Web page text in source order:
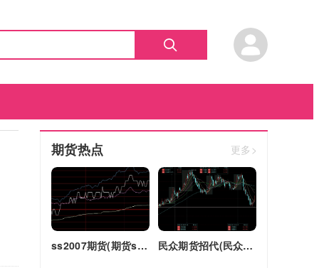
期货热点 更多>
ss2007期货(期货ss2018) 民众期货招代(民众期货怎么了)